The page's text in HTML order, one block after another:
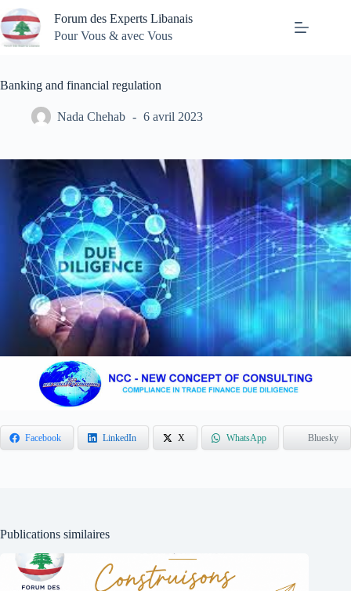
Passer
au
contenu
Forum des Experts Libanais
Pour Vous & avec Vous
Banking and financial regulation
Nada Chehab 6 avril 2023
Facebook LinkedIn X WhatsApp Bluesky
Publications similaires